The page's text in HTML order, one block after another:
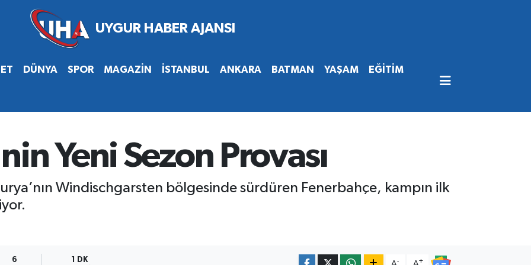
DÜNYA SPOR MAGAZİN İSTANBUL ANKARA BATMAN YAŞAM EĞİTİM
Yeni Sezon Provası
Windischgarsten bölgesinde sürdüren Fenerbahçe, kampın ilk
6 1 DK - +